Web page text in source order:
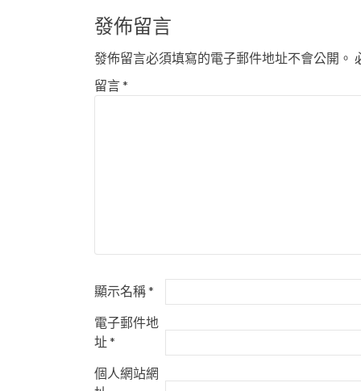
章
導
覽
發佈留言
發佈留言必須填寫的電子郵件地址不會公開。
留言*
顯示名稱*
電子郵件地
址*
個人網站網